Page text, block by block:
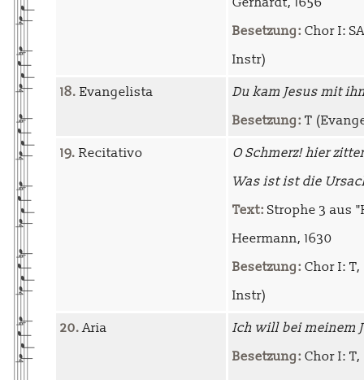
Besetzung: Chor I:
Instr)
18. Evangelista
Du kam Jesus mit
Besetzung: T
19. Recitativo
O Schmerz! hier
Was ist ist die
Text: Strophe 3 aus
Heermann, 1630
Besetzung: Chor I: T,
Instr)
20.Aria
Ich will bei meinem
Besetzung: Chor I: